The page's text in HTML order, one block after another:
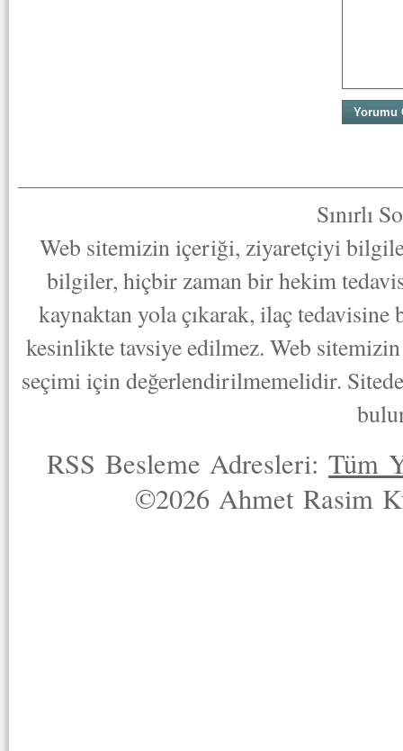
Sınırlı
Web sitemizin içeriği, ziyaretçiyi
bilgiler, hiçbir zaman bir hekim
kaynaktan yola çıkarak, ilaç
kesinlikte tavsiye edilmez. Web
seçimi için değerlendirilmemelidir.
RSS Besleme Adresleri:Tüm
©2026 Ahmet Rasim